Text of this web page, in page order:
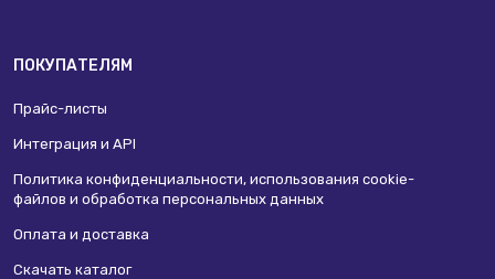
ПОКУПАТЕЛЯМ
Прайс-листы
Интеграция и API
Политика конфиденциальности, использования сookie-
файлов и обработка персональных данных
Оплата и доставка
Скачать каталог